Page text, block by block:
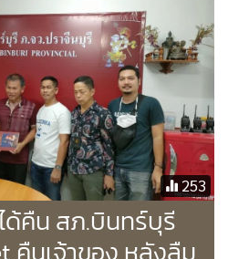
นที่ อ. กบินทร์บุรีได้มีลมกระโชก
ดอุบัติเหตุหลายที่
253
ด้คืน สภ.บินทร์บุรี